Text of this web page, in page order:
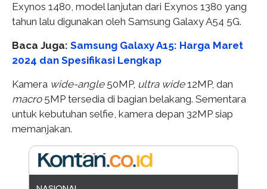
Exynos 1480, model lanjutan dari Exynos 1380 yang
tahun lalu digunakan oleh Samsung Galaxy A54 5G.
Baca Juga: Samsung Galaxy A15: Harga Maret
2024 dan Spesifikasi Lengkap
Kamera wide-angle50MP, ultra wide12MP, dan
macro 5MP tersedia di bagian belakang. Sementara
untuk kebutuhan selfie, kamera depan 32MP siap
memanjakan.